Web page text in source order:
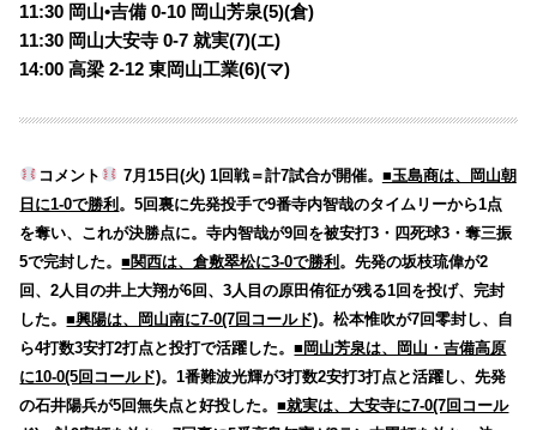
11:30 岡山•吉備 0-10 岡山芳泉(5)(倉)
11:30 岡山大安寺 0-7 就実(7)(エ)
14:00 高梁 2-12 東岡山工業(6)(マ)
コメント 7月15日(火) 1回戦＝計7試合が開催。 ■玉島商は、岡山朝
日に1-0で勝利 。5回裏に先発投手で9番寺内智哉のタイムリーから1点
を奪い、これが決勝点に。寺内智哉が9回を被安打3・四死球3・奪三振
5で完封した。■関西は、倉敷翠松に3-0で勝利 。先発の坂枝琉偉が2
回、2人目の井上大翔が6回、3人目の原田侑征が残る1回を投げ、完封
した。■興陽は、岡山南に7-0(7回コールド)。松本惟吹が7回零封し、自
ら4打数3安打2打点と投打で活躍した。■岡山芳泉は、岡山・吉備高原
に10-0(5回コールド)。1番難波光輝が3打数2安打3打点と活躍し、先発
の石井陽兵が5回無失点と好投した。■就実は、大安寺に7-0(7回コール